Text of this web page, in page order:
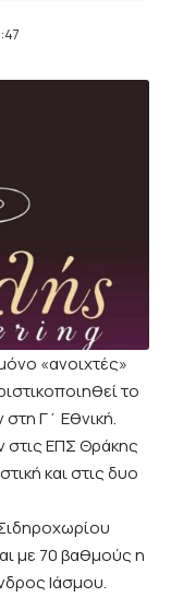
«ανοιχτές»
το
Γ΄ Εθνική.
στις ΕΠΣ Θράκης
και στις δυο
με 70 βαθμούς η
Ιάσμου.